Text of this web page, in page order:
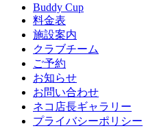
Buddy Cup
料金表
施設案内
クラブチーム
ご予約
お知らせ
お問い合わせ
ネコ店長ギャラリー
プライバシーポリシー